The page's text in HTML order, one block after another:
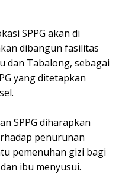
SPPG akan di
dibangun fasilitas
dan Tabalong, sebagai
yang ditetapkan
SPPG diharapkan
penurunan
pemenuhan gizi bagi
ibu menyusui.